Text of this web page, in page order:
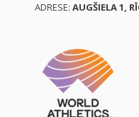
ADRESE: AUGŠIELA 1,